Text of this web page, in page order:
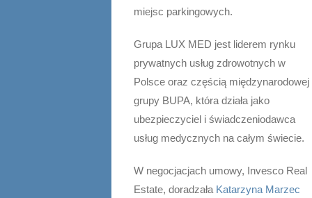
miejsc parkingowych.
Grupa LUX MED jest liderem rynku
prywatnych usług zdrowotnych w
Polsce oraz częścią międzynarodowej
grupy BUPA, która działa jako
ubezpieczyciel i świadczeniodawca
usług medycznych na całym świecie.
W negocjacjach umowy, Invesco Real
Estate, doradzała Katarzyna Marzec